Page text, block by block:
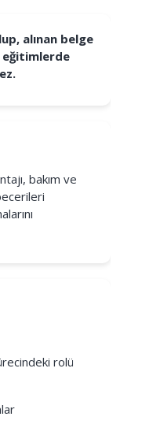
alınan belge
eğitimlerde
bakım ve
rolü